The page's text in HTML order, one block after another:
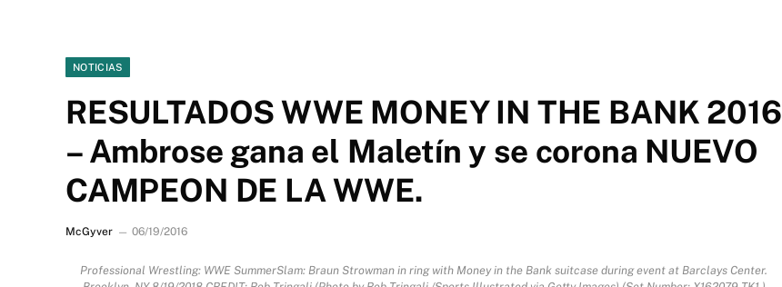
NOTICIAS
RESULTADOS WWE MONEY IN THE BANK 2016
– Ambrose gana el Maletín y se corona NUEVO
CAMPEON DE LA WWE.
McGyver 06/19/2016
Professional Wrestling: WWE SummerSlam: Braun Strowman in ring with Money in the Bank suitcase during event at Barclays Center.